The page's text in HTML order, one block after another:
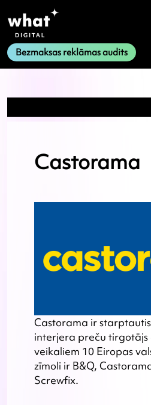
Bezmaksas reklāmas audits
Castorama
Castorama ir
interjera preču tirgotājs
veikaliem 10 Eiropas
zīmoli ir B&Q,
Screwfix.